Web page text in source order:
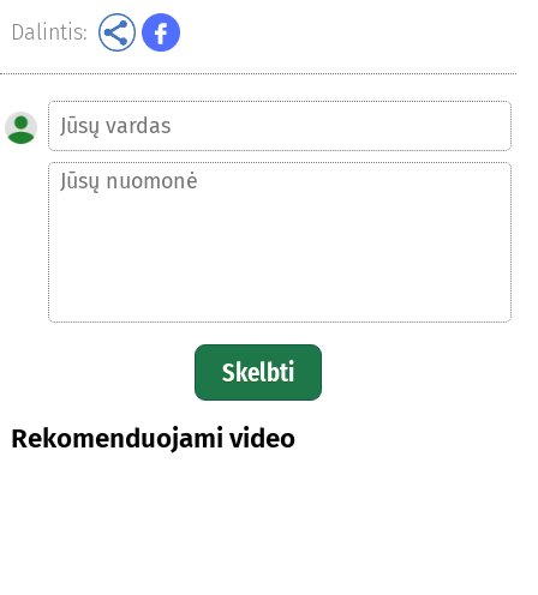
Dalintis:
Skelbti
Rekomenduojami video